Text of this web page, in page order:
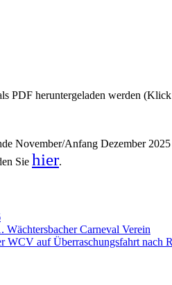
PDF heruntergeladen werden
November/Anfang Dezember 2025
Sie hier.
Wächtersbacher Carneval Verein
WCV auf Überraschungsfahrt nach